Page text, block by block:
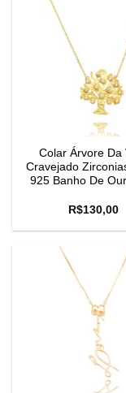
Colar Árvore Da
Cravejado
925 Banho De
R$130,00